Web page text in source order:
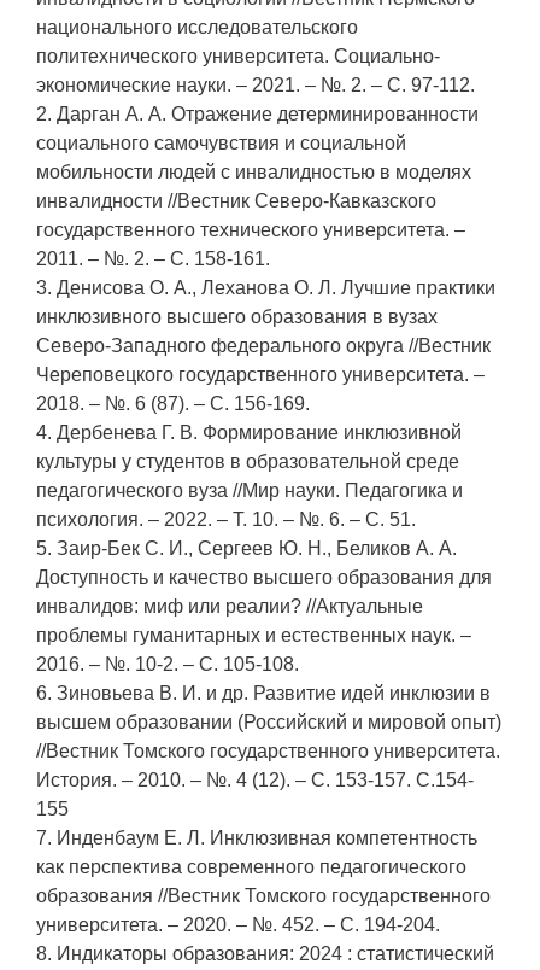
национального исследовательского
политехнического университета. Социально-
экономические науки. – 2021. – №. 2. – С. 97-112.
2. Дарган А. А. Отражение детерминированности
социального самочувствия и социальной
мобильности людей с инвалидностью в моделях
инвалидности //Вестник Северо-Кавказского
государственного технического университета. –
2011. – №. 2. – С. 158-161.
3. Денисова О. А., Леханова О. Л. Лучшие практики
инклюзивного высшего образования в вузах
Северо-Западного федерального округа //Вестник
Череповецкого государственного университета. –
2018. – №. 6 (87). – С. 156-169.
4. Дербенева Г. В. Формирование инклюзивной
культуры у студентов в образовательной среде
педагогического вуза //Мир науки. Педагогика и
психология. – 2022. – Т. 10. – №. 6. – С. 51.
5. Заир-Бек С. И., Сергеев Ю. Н., Беликов А. А.
Доступность и качество высшего образования для
инвалидов: миф или реалии? //Актуальные
проблемы гуманитарных и естественных наук. –
2016. – №. 10-2. – С. 105-108.
6. Зиновьева В. И. и др. Развитие идей инклюзии в
высшем образовании (Российский и мировой опыт)
//Вестник Томского государственного университета.
История. – 2010. – №. 4 (12). – С. 153-157. С.154-
155
7. Инденбаум Е. Л. Инклюзивная компетентность
как перспектива современного педагогического
образования //Вестник Томского государственного
университета. – 2020. – №. 452. – С. 194-204.
8. Индикаторы образования: 2024 : статистический